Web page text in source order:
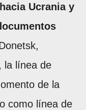
Ucrania y
la línea de
de la
como línea de